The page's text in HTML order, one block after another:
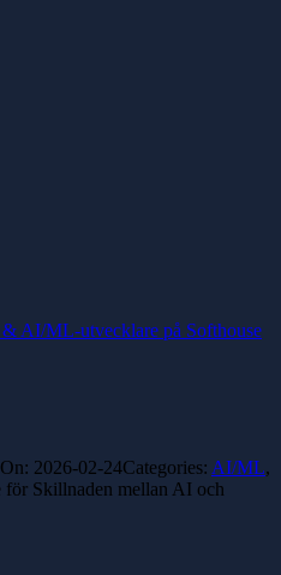
AI/ML-utvecklare på Softhouse
2026-02-24Categories: AI/ML,
för Skillnaden mellan AI och